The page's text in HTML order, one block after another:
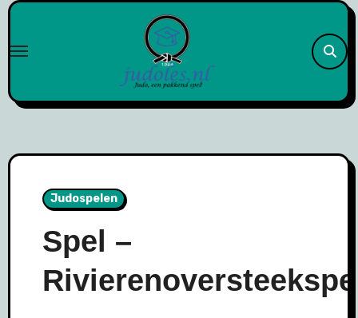
Naar
inhoud
Judospelen
Spel –